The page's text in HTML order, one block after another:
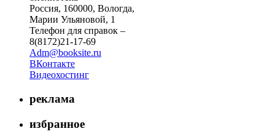
Россия, 160000, Вологда,
Марии Ульяновой, 1
Телефон для справок –
8(8172)21-17-69
Adm@booksite.ru
ВКонтакте
Видеохостинг
реклама
избранное